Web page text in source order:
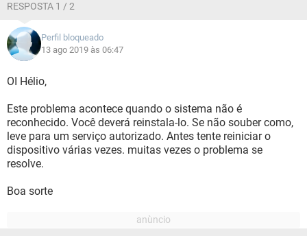
RESPOSTA 1 / 2
Perfil bloqueado
13 ago 2019 às 06:47
OI Hélio,
Este problema acontece quando o sistema não é
reconhecido. Você deverá reinstala-lo. Se não souber como,
leve para um serviço autorizado. Antes tente reiniciar o
dispositivo várias vezes. muitas vezes o problema se
resolve.
Boa sorte